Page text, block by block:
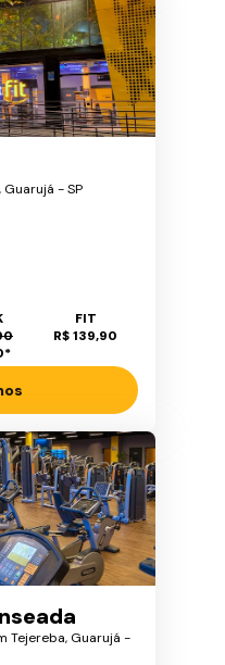
- SP
*
FIT
R$ 139,90
Tejereba, Guarujá -